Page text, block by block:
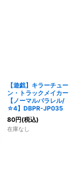
【遊戯】キラーチュー
ン・トラックメイカー
【ノーマルパラレル/
☆4】DBPR-JP035
80円(税込)
在庫なし